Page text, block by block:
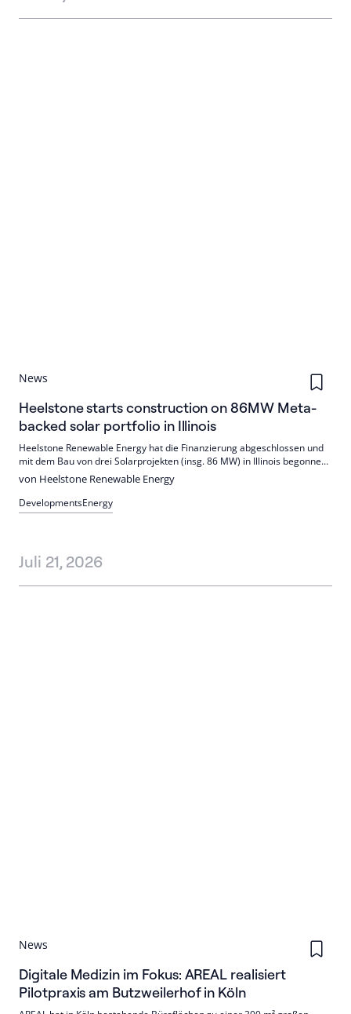
News
Heelstone starts construction on 86MW Meta-
backed solar portfolio in Illinois
Heelstone Renewable Energy hat die Finanzierung abgeschlossen und
mit dem Bau von drei Solarprojekten (insg. 86 MW) in Illinois begonnen.
Langfristige CPPAs mit Meta sichern die Erlöse; Finanzierung u. a.
durch ING Capital und Stonehenge. Inbetriebnahme bis Ende 2026
geplant.
von Heelstone Renewable Energy
DevelopmentsEnergy
Juli 21, 2026
News
Digitale Medizin im Fokus: AREAL realisiert
Pilotpraxis am Butzweilerhof in Köln